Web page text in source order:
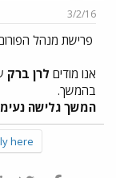
ו
ש
א
ר
3/2/16
פרישת מנהל
אנו מודים לרן ברק
בהמשך.
המשך גלישה
here.